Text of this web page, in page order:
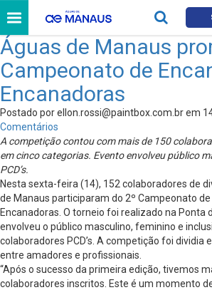
Águas de Manaus
Campeonato de
Encanadoras
Postado porellon.rossi@paintbox.com.brem
Comentários
A competição contou com mais de 150
em cinco categorias. Evento envolveu público
PCD’s.
Nesta sexta-feira (14), 152 colaboradores de
de Manaus participaram do 2º Campeonato
Encanadoras. O torneio foi realizado na Ponta
envolveu o público masculino, feminino e
colaboradores PCD’s. A competição foi dividia
entre amadores e profissionais.
“Após o sucesso da primeira edição, tivemos
colaboradores inscritos. Este é um momento